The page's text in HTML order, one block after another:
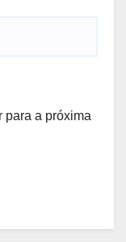
para a próxima